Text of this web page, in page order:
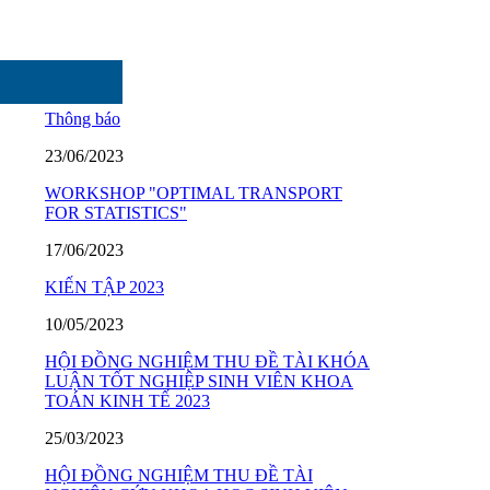
Thông báo
23/06/2023
WORKSHOP "OPTIMAL TRANSPORT
FOR STATISTICS"
17/06/2023
KIẾN TẬP 2023
10/05/2023
HỘI ĐỒNG NGHIỆM THU ĐỀ TÀI KHÓA
LUẬN TỐT NGHIỆP SINH VIÊN KHOA
TOÁN KINH TẾ 2023
25/03/2023
HỘI ĐỒNG NGHIỆM THU ĐỀ TÀI